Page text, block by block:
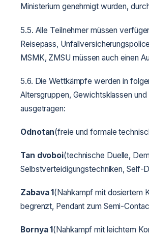
Ministerium genehmigt wurden,
5.5. Alle Teilnehmer müssen
Reisepass,
MSMK, ZMSU müssen auch einen
5.6. Die Wettkämpfe werden in
Altersgruppen, Gewichtsklassen und
ausgetragen:
Odnotan(freie und formale
Tan dvoboi(technische Duelle,
Selbstverteidigungstechniken, Self-
Zabava 1 (Nahkampf mit dosiertem
begrenzt, Pendant zum Semi-
Bornya 1 (Nahkampf mit leichtem